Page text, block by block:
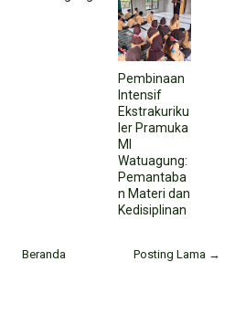
Pembinaan
Intensif
Ekstrakuriku
ler Pramuka
MI
Watuagung:
Pemantaba
n Materi dan
Kedisiplinan
Posting Lama →
Beranda